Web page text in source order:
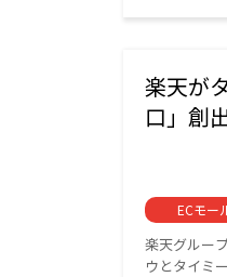
楽天が
口」創
ECモー
楽天グルー
ウとタイミ